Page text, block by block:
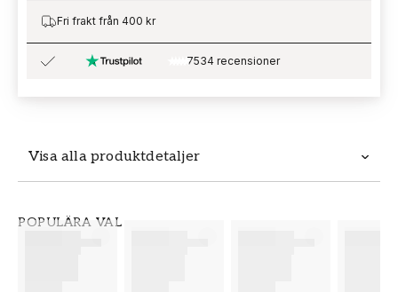
Visa alla produktdetaljer
POPULÄRA VAL
Fri frakt från 400 kr
7534 recensioner